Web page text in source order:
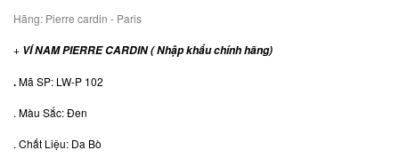
Hãng: Pierre cardin - Paris
+ VÍ NAM PIERRE CARDIN ( Nhập khẩu chính hãng)
.Mã SP: LW-P 102
. Màu Sắc: Đen
. Chất Liệu: Da Bò